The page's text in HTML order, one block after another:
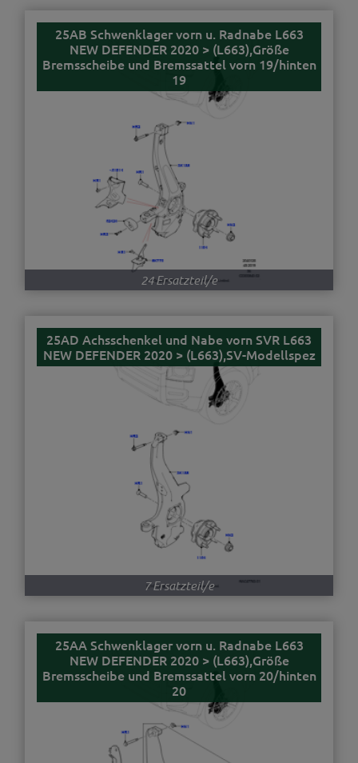
25AB Schwenklager vorn u. Radnabe L663
NEW DEFENDER 2020 > (L663),Größe
Bremsscheibe und Bremssattel vorn 19/hinten
19
24 Ersatzteil/e
25AD Achsschenkel und Nabe vorn SVR L663
NEW DEFENDER 2020 > (L663),SV-Modellspez
7 Ersatzteil/e
25AA Schwenklager vorn u. Radnabe L663
NEW DEFENDER 2020 > (L663),Größe
Bremsscheibe und Bremssattel vorn 20/hinten
20